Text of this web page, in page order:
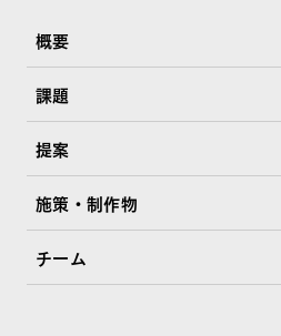
概要
課題
提案
施策・制作物
チーム